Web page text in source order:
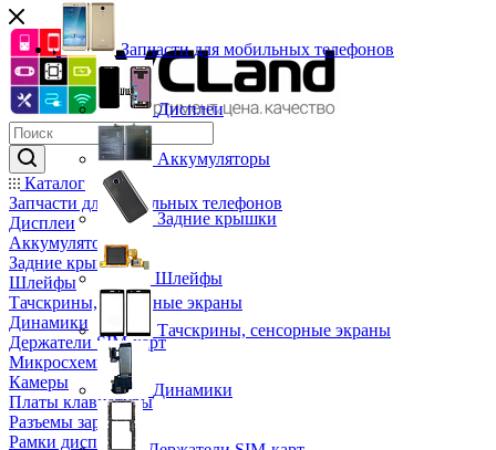
Каталог
Запчасти для мобильных телефонов
Дисплеи
Аккумуляторы
Задние крышки
Шлейфы
Тачскрины, сенсорные экраны
Динамики
Держатели SIM-карт
Микросхемы
Камеры
Платы клавиатуры
Разъемы зарядки
Рамки дисплея
Запчасти для мобильных телефонов
Дисплеи
Аккумуляторы
Задние крышки
Шлейфы
Тачскрины, сенсорные экраны
Динамики